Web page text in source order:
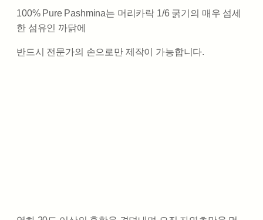
100% Pure Pashmina는 머리카락 1/6 굵기의 매우 섬세
한 섬유인 까닭에
반드시 전문가의 손으로만 제작이 가능합니다.